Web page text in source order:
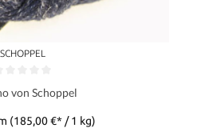
SCHOPPEL
von Schoppel
(185,00 €* / 1 kg)